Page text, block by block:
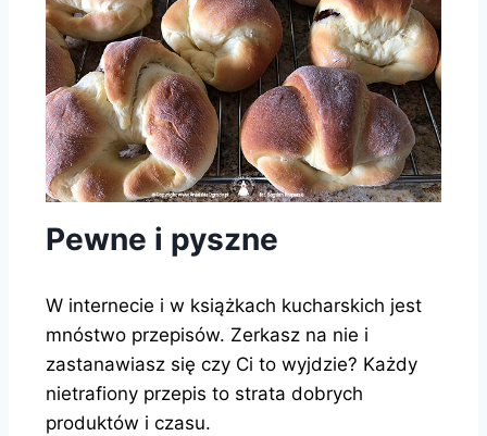
Pewne i pyszne
W internecie i w książkach kucharskich jest
mnóstwo przepisów. Zerkasz na nie i
zastanawiasz się czy Ci to wyjdzie? Każdy
nietrafiony przepis to strata dobrych
produktów i czasu.